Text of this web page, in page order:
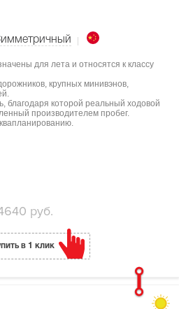
для лета и относятся к классу
крупных минивэнов,
благодаря которой реальный ходовой
производителем пробег.
руб.
в 1 клик